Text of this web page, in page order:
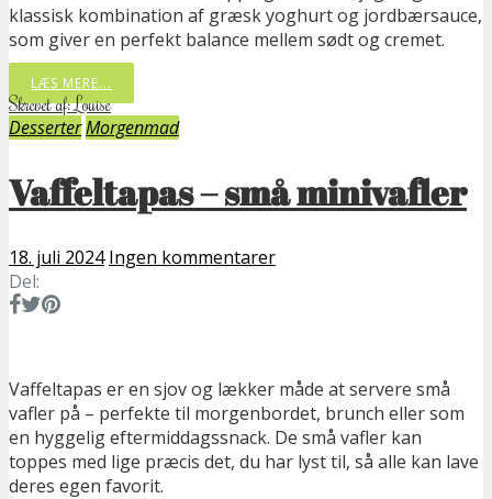
klassisk kombination af græsk yoghurt og jordbærsauce,
som giver en perfekt balance mellem sødt og cremet.
LÆS MERE...
Skrevet af: Louise
DesserterMorgenmad
Vaffeltapas – små minivafler
18. juli 2024 Ingen kommentarer
Del:
Vaffeltapas er en sjov og lækker måde at servere små
vafler på – perfekte til morgenbordet, brunch eller som
en hyggelig eftermiddagssnack. De små vafler kan
toppes med lige præcis det, du har lyst til, så alle kan lave
deres egen favorit.